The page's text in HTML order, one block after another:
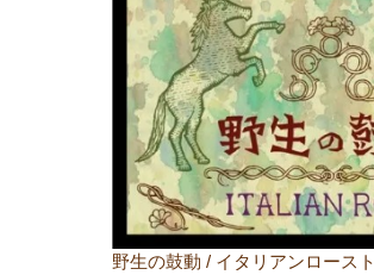
野生の鼓動 / イタリアンロースト